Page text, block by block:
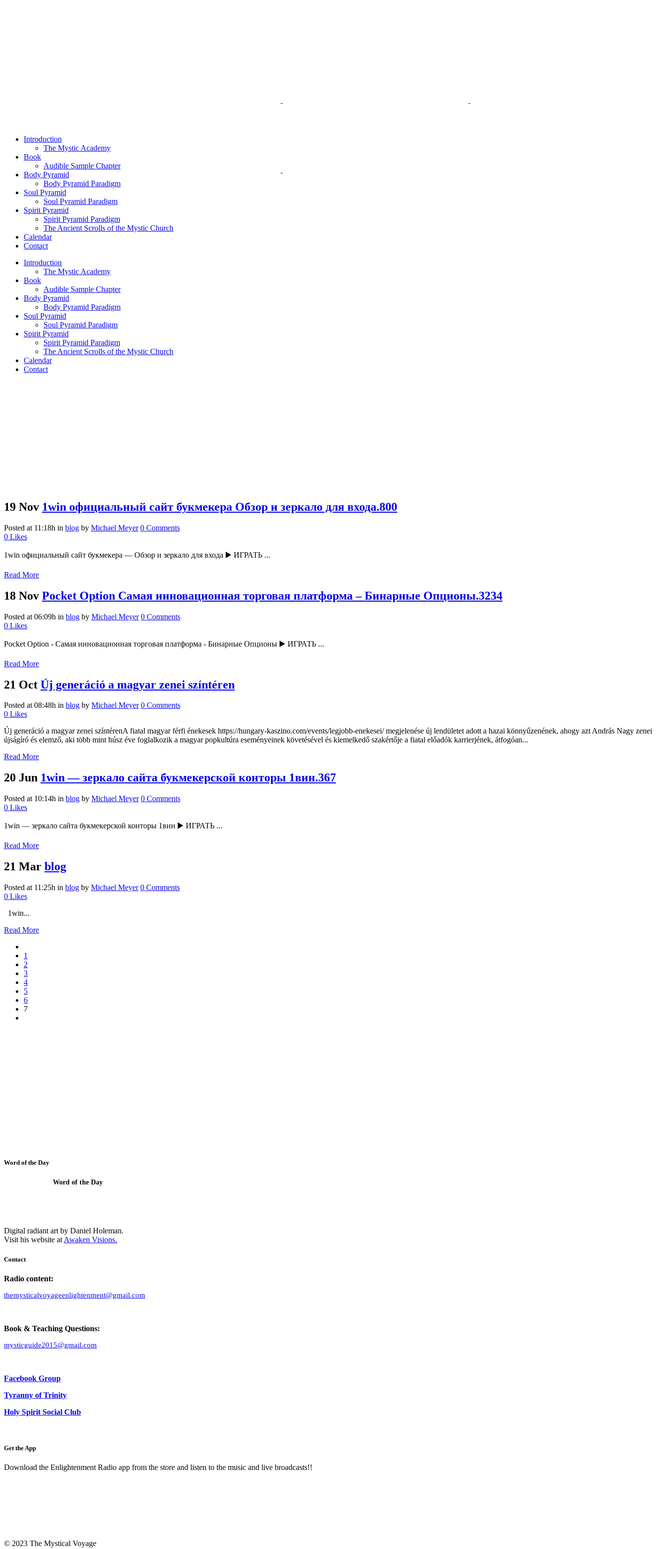
Introduction
The Mystic Academy
Book
Audible Sample Chapter
Body Pyramid
Body Pyramid Paradigm
Soul Pyramid
Soul Pyramid Paradigm
Spirit Pyramid
Spirit Pyramid Paradigm
The Ancient Scrolls of the Mystic Church
Calendar
Contact
Introduction
The Mystic Academy
Book
Audible Sample Chapter
Body Pyramid
Body Pyramid Paradigm
Soul Pyramid
Soul Pyramid Paradigm
Spirit Pyramid
Spirit Pyramid Paradigm
The Ancient Scrolls of the Mystic Church
Calendar
Contact
19 Nov 1win официальный сайт букмекера Обзор и зеркало для входа.800
Posted at 11:18h in blog by Michael Meyer 0 Comments
0 Likes
1win официальный сайт букмекера — Обзор и зеркало для входа ▶️ ИГРАТЬ ...
Read More
18 Nov Pocket Option Самая инновационная торговая платформа – Бинарные Опционы.3234
Posted at 06:09h in blog by Michael Meyer 0 Comments
0 Likes
Pocket Option - Самая инновационная торговая платформа - Бинарные Опционы ▶️ ИГРАТЬ ...
Read More
21 Oct Új generáció a magyar zenei színtéren
Posted at 08:48h in blog by Michael Meyer 0 Comments
0 Likes
Új generáció a magyar zenei színtérenA fiatal magyar férfi énekesek https://hungary-kaszino.com/events/legjobb-enekesei/ megjelenése új lendületet adott a hazai könnyűzenének, ahogy azt András Nagy zenei
újságíró és elemző, aki több mint húsz éve foglalkozik a magyar popkultúra eseményeinek követésével és kiemelkedő szakértője a fiatal előadók karrierjének, átfogóan...
Read More
20 Jun 1win — зеркало сайта букмекерской конторы 1вин.367
Posted at 10:14h in blog by Michael Meyer 0 Comments
0 Likes
1win — зеркало сайта букмекерской конторы 1вин ▶️ ИГРАТЬ ...
Read More
21 Mar blog
Posted at 11:25h in blog by Michael Meyer 0 Comments
0 Likes
1win...
Read More
1
2
3
4
5
6
7
Word of the Day
Word of the Day
Digital radiant art by Daniel Holeman.
Visit his website atAwaken Visions.
Contact
Radio content:
themysticalvoyageenlightenment@gmail.com
Book & Teaching Questions:
mysticguide2015@gmail.com
Facebook Group
Tyranny of Trinity
Holy Spirit Social Club
Get the App
Download the Enlightenment Radio app from the store and listen to the music and live broadcasts!!
© 2023 The Mystical Voyage